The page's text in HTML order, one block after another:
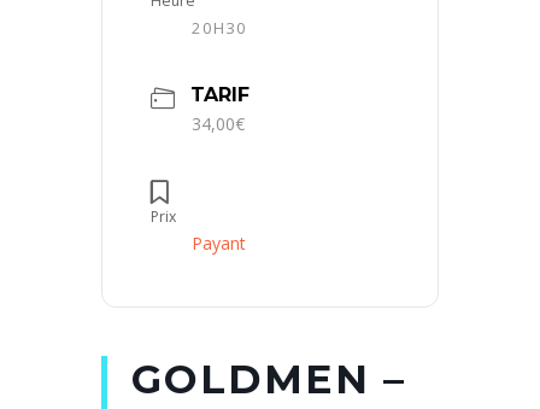
20H30
TARIF
34,00€
Prix
Payant
GOLDMEN –